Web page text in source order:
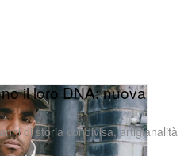
il loro DNA: nuova
di storia condivisa, artigianalità